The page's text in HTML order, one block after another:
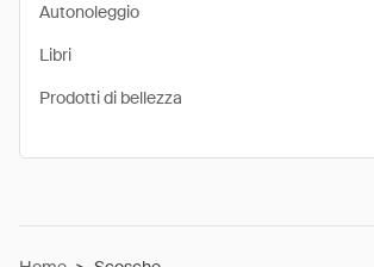
Autonoleggio
Libri
Prodotti di bellezza